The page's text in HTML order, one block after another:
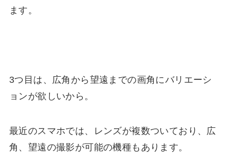
ます。
3つ目は、広角から望遠までの画角にバリエーシ
ョンが欲しいから。
最近のスマホでは、レンズが複数ついており、広
角、望遠の撮影が可能の機種もあります。